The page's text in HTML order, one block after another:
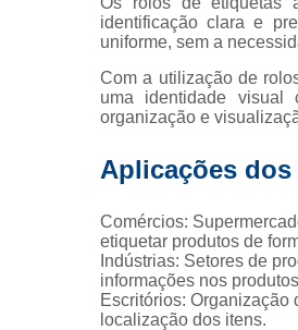
identificação clara e
uniforme, sem a
Com a utilização de
uma identidade visual
organização e
Aplicações
Comércios:
etiquetar produtos de
Indústrias: Setores de
informações nos
Escritórios: Organização
localização dos itens.